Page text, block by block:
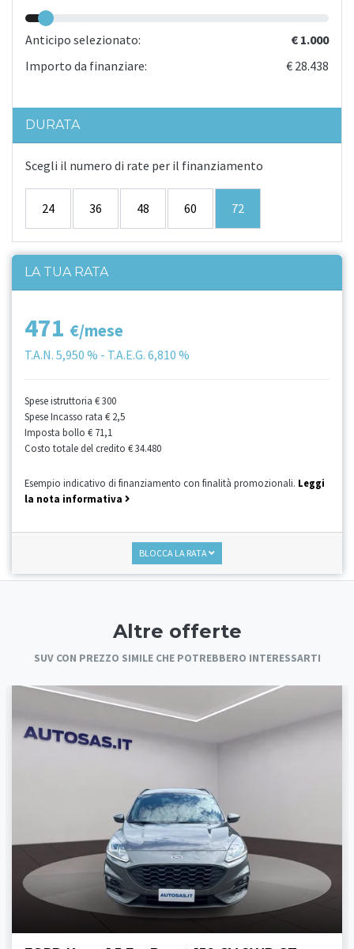
Anticipo selezionato:
€ 1.000
Importo da finanziare:
€ 28.438
DURATA
Scegli il numero di rate per il finanziamento
24 36 48 60 72
LA TUA RATA
471 €/mese
T.A.N. 5,950 % - T.A.E.G. 6,810 %
Spese istruttoria € 300
Spese Incasso rata € 2,5
Imposta bollo € 71,1
Costo totale del credito € 34.480
Esempio indicativo di finanziamento con finalità promozionali. Leggi
la nota informativa
BLOCCA LA RATA
Altre offerte
SUV CON PREZZO SIMILE CHE POTREBBERO INTERESSARTI